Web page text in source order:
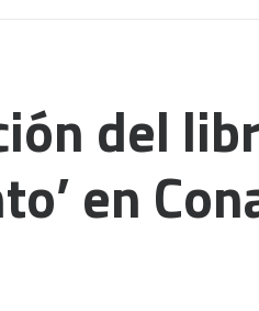
del
en